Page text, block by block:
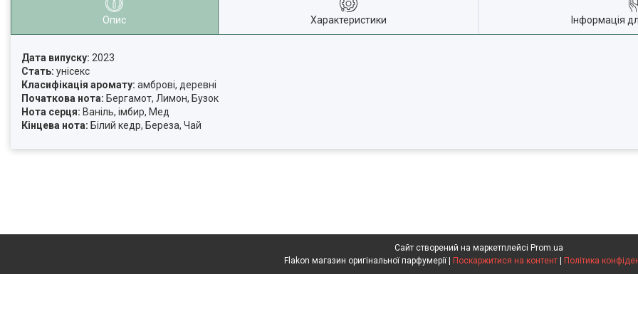
Опис Характеристики Інформація
Дата випуску: 2023
Стать: унісекс
Класифікація аромату: амброві, деревні
Початкова нота: Бергамот, Лимон, Бузок
Нота серця: Ваніль, імбир, Мед
Кінцева нота: Білий кедр, Береза, Чай
Сайт створений на маркетплейсі Prom.ua
Поскаржитися на контент Політика